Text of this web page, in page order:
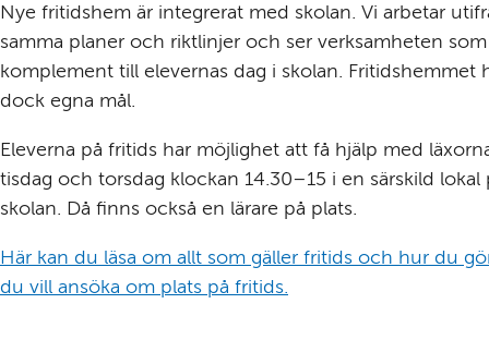
Nye fritidshem är integrerat med skolan. Vi arbetar
samma planer och riktlinjer och ser verksamheten
komplement till elevernas dag i skolan. Fritidshemmet
dock egna mål.
Eleverna på fritids har möjlighet att få hjälp med
tisdag och torsdag klockan 14.30–15 i en särskild lokal
skolan. Då finns också en lärare på plats.
Här kan du läsa om allt som gäller fritids och hur du
du vill ansöka om plats på fritids.